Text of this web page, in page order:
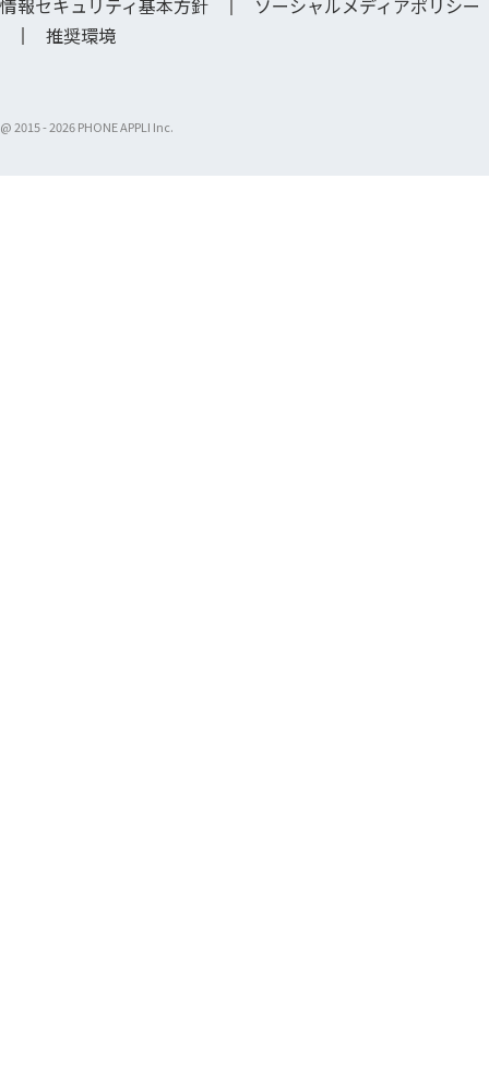
情報セキュリティ基本方針
ソーシャルメディアポリシー
推奨環境
@ 2015 -2026 PHONE APPLI Inc.